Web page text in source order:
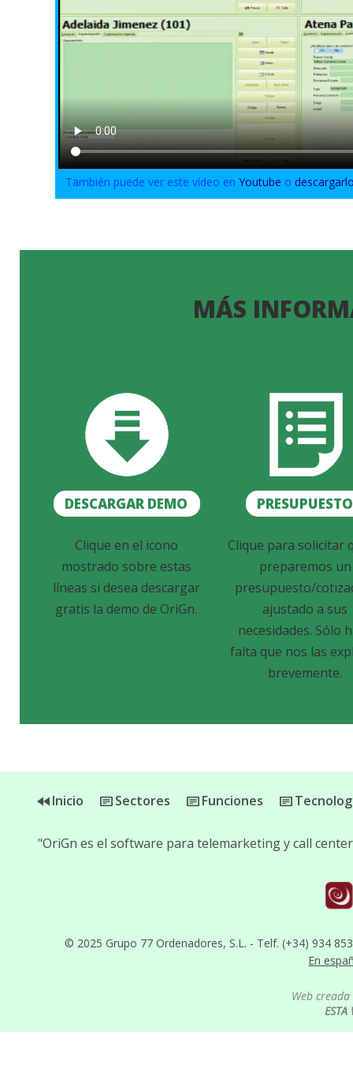
También puede ver este vídeo enYoutube o
MÁS
DESCARGAR DEMO PRESUPUESTO
Clique en el icono
mostrado sobre estas
líneas si desea descargar
gratis la demo de OriGn.
Clique para solicitar
preparemos un
presupuesto/
ajustado a sus
necesidades. Sólo
falta que nos las
brevemente.
Inicio Sectores Funciones
© 2025 Grupo 77 Ordenadores, S.L. - Telf. (+34) 934
En
"OriGn es el software para telemarketing y call
Web
ESTA